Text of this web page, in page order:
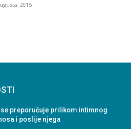
2015
se preporučuje prilikom intimnog
i poslije njega